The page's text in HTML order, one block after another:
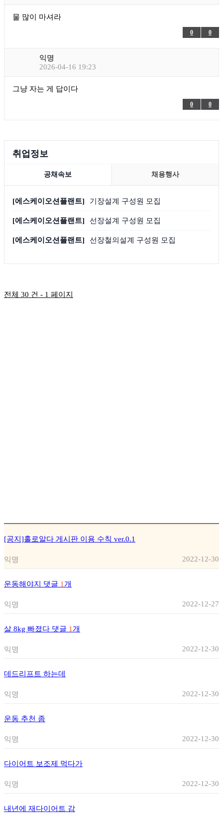
물 많이 마셔라
0 0
익명
2026-04-16 19:23
그냥 자는 게 답이다
0 0
취업정보
공채속보 채용행사
[에스케이오션플랜트] 기장설계 구성원 모집
[에스케이오션플랜트] 선장설계 구성원 모집
[에스케이오션플랜트] 선장철의설계 구성원 모집
전체 30 건 - 1 페이지
[공지]홀로알다 게시판 이용 수칙 ver.0.1
익명 2022-12-30
운동해야지 댓글 1개
익명 2022-12-27
살 8kg 빠졌다 댓글 1개
익명 2022-12-30
데드리프트 하는데
익명 2022-12-30
운동 추천 좀
익명 2022-12-30
다이어트 보조제 먹다가
익명 2022-12-30
내년에 재다이어트 감